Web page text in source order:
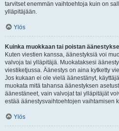
tarvitset enemmän vaihtoehtoja kuin on
ylläpitäjään.
Ylös
Kuinka muokkaan tai poistan
Kuten viestien kanssa, äänestyksiä voi
valvoja tai ylläpitäjä. Muokataksesi
viestiketjussa. Äänestys on aina kytketty
Jos kukaan ei ole vielä äänestänyt,
muokata mitä tahansa äänestyksen
äänestäneet, vain valvojat tai ylläpitäjät
estää äänestysvaihtoehtojen vaihtamisen
Ylös